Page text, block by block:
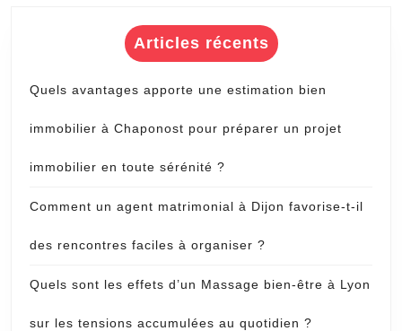
Articles récents
Quels avantages apporte une estimation bien
immobilier à Chaponost pour préparer un projet
immobilier en toute sérénité ?
Comment un agent matrimonial à Dijon favorise-t-il
des rencontres faciles à organiser ?
Quels sont les effets d’un Massage bien-être à Lyon
sur les tensions accumulées au quotidien ?